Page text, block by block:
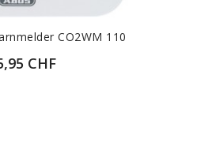
CO2WM 110
CHF